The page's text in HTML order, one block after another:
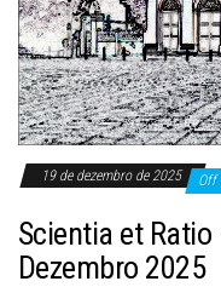
19 de dezembro de 2025 Off
Scientia et
Dezembro 2025